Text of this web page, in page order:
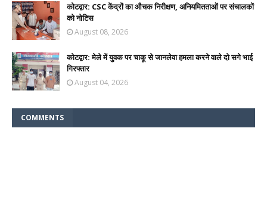
कोटद्वार: CSC केंद्रों का औचक निरीक्षण, अनियमितताओं पर संचालकों
को नोटिस
August 08, 2026
कोटद्वार: मेले में युवक पर चाकू से जानलेवा हमला करने वाले दो सगे भाई
गिरफ्तार
August 04, 2026
COMMENTS